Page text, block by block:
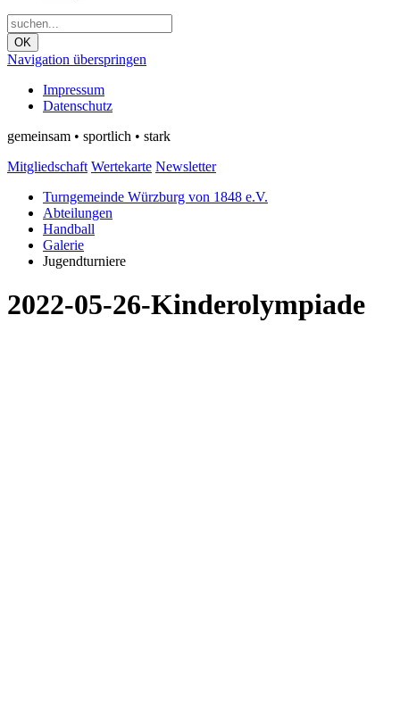
OK
Navigation überspringen
Impressum
Datenschutz
gemeinsam • sportlich • stark
Mitgliedschaft Wertekarte Newsletter
Turngemeinde Würzburg von 1848 e.V.
Abteilungen
Handball
Galerie
Jugendturniere
2022-05-26-Kinderolympiade